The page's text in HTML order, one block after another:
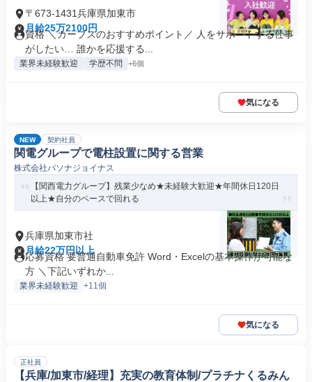
〒673-1431兵庫県加東市
月給25万2100円
資格 ＼カーブスのおすすめポイント／ 人をサポートする仕事
がしたい… 誰かを応援する...
業界未経験歓迎 学歴不問 +6個
気になる
NEW 契約社員
関電グループで電柱設置に関する営業
株式会社パソナジョイナス
【関西電力グループ】残業少なめ★未経験大歓迎★年間休日120日
以上★自分のペースで回れる
兵庫県加東市社
月給22万円以上
応募資格 要普通自動車免許 Word・Excelの基本操作が可能な
方 ＼下記いずれか...
業界未経験歓迎 +11個
気になる
正社員
【兵庫/加東市/経理】充実の教育体制/プラチナくるみん